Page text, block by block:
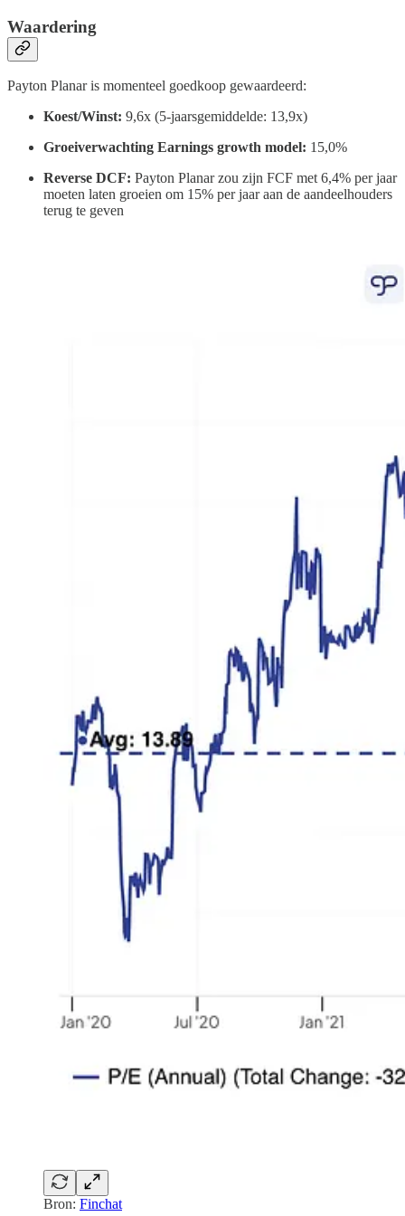
Waardering
Payton Planar is momenteel goedkoop gewaardeerd:
Koest/Winst: 9,6x (5-jaarsgemiddelde: 13,9x)
Groeiverwachting Earnings growth model: 15,0%
Reverse DCF: Payton Planar zou zijn FCF met 6,4% per jaar
moeten laten groeien om 15% per jaar aan de aandeelhouders
terug te geven
Bron: Finchat